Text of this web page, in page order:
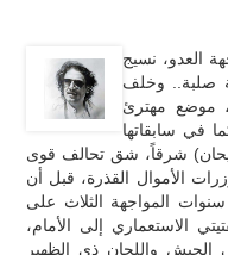
العدو، نسيج
صلبة.. وخلف
موضع مهترئ
في سابقاتها
شرقاً، شق تحالف قوى
الأموال القذرة، قبل أن
المواجهة الثلاث على
الاستعماري إلى الأمام،
الجيش واللجان ذي الظهير